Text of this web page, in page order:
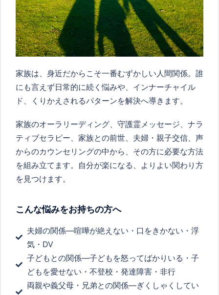
家族は、身近だからこそ一番むずかしい人間関係。誰
にも言えず日常的に続く悩みや、インナーチャイル
ド、くりかえされるパターンを解決へ導きます。
家族のオーラリーディング、守護霊メッセージ、ナラ
ティブセラピー、家族との前世、夫婦・親子交信、声
からのカウンセリングの中から、その方に必要な方法
を組み立てます。自分が楽になる、よりよい関わり方
を見つけます。
こんな悩みをお持ちの方へ
夫婦の関係―喧嘩が絶えない・口をきかない・浮
気・DV
子どもとの関係―子どもを怒ってばかりいる・子
どもを愛せない・不登校・発達障害・非行
両親や義父母・兄弟との関係―ぎくしゃくしてい